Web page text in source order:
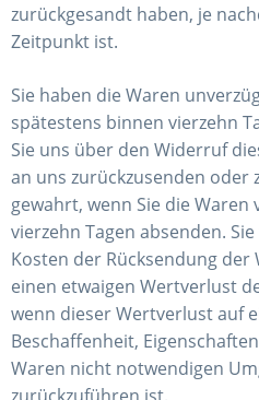
zurückgesandt haben, je
Zeitpunkt ist.
Sie haben die Waren
spätestens binnen vierzehn
Sie uns über den Widerruf
an uns zurückzusenden oder
gewahrt, wenn Sie die
vierzehn Tagen absenden.
Kosten der Rücksendung der
einen etwaigen Wertverlust
wenn dieser Wertverlust auf
Beschaffenheit,
Waren nicht notwendigen